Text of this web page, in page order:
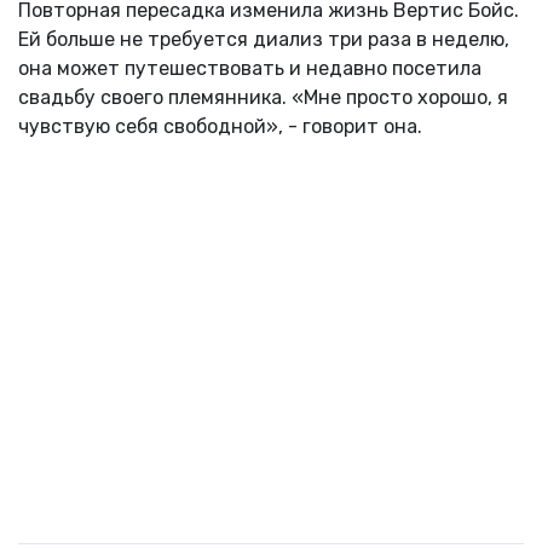
Повторная пересадка изменила жизнь Вертис Бойс.
Ей больше не требуется диализ три раза в неделю,
она может путешествовать и недавно посетила
свадьбу своего племянника. «Мне просто хорошо, я
чувствую себя свободной», - говорит она.